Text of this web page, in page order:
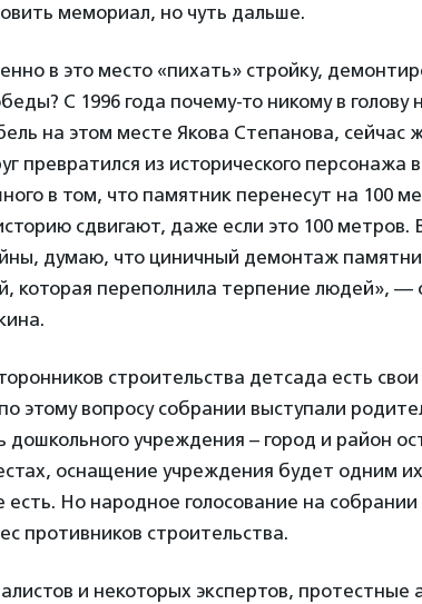
мемориал, но чуть дальше.
в это место «пихать» стройку,
С 1996 года почему-то никому в голову
на этом месте Якова Степанова, сейчас
превратился из исторического персонажа
в том, что памятник перенесут на 100
сдвигают, даже если это 100
думаю, что циничный демонтаж
которая переполнила терпение людей», —
строительства детсада есть
этому вопросу собрании выступали
дошкольного учреждения – город и район
оснащение учреждения будет одним
есть. Но народное голосование на собрании
противников строительства.
и некоторых экспертов,